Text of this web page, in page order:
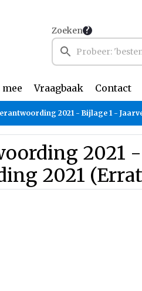
Zoeken
mee Vraagbaak Contact
2021 - Bijlage 1 - Jaarverantwoording 2021
2021
2021